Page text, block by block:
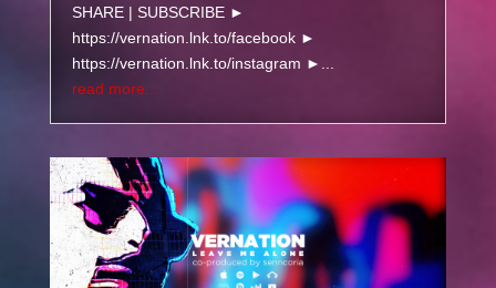
SHARE | SUBSCRIBE ►
https://vernation.lnk.to/facebook ►
https://vernation.lnk.to/instagram ►...
read more...